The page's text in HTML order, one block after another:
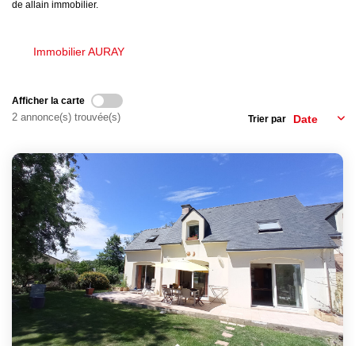
LOCATIONS VACANCES
MON COMPTE
de allain immobilier.
Immobilier AURAY
Afficher la carte
2 annonce(s) trouvée(s) Trier par